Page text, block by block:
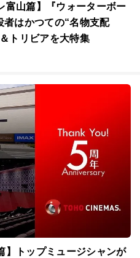
富山篇】『ウォーターボー
者はかつての“名物支配
トリビアを大特集
】トップミュージシャンが